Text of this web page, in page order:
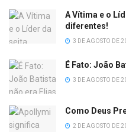
A Vítima e o
diferentes!
3 DE AGOSTO DE
É Fato: João
3 DE AGOSTO DE
Como Deus
2 DE AGOSTO DE